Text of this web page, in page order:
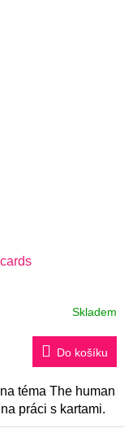
Skladem
Do košíku
téma The human
práci s kartami.